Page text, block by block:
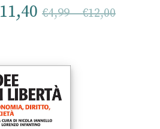
11,40 €4,99–€12,00